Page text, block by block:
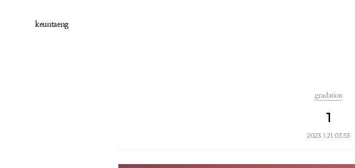
keuntaeng
gradation
1
2023. 1. 21. 03:53